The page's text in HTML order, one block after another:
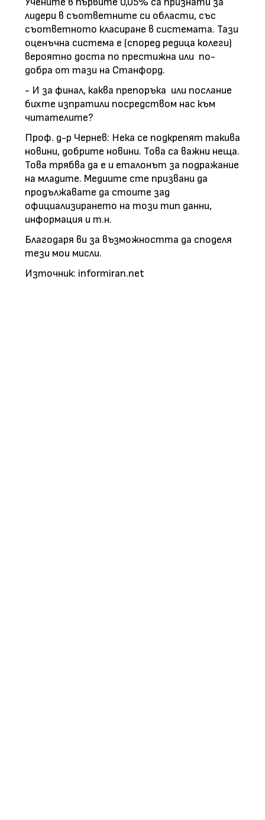
лидери в съответните си области, със
съответното класиране в системата. Тази
оценъчна система е (според редица колеги)
вероятно доста по престижна или по-
добра от тази на Станфорд.
- И за финал, каква препоръка или послание
бихте изпратили посредством нас към
читателите?
Проф. д-р Чернев: Нека се подкрепят такива
новини, добрите новини. Това са важни неща.
Това трябва да е и еталонът за подражание
на младите. Медиите сте призвани да
продължавате да стоите зад
официализирането на този тип данни,
информация и т.н.
Благодаря ви за възможността да споделя
тези мои мисли.
Източник: informiran.net